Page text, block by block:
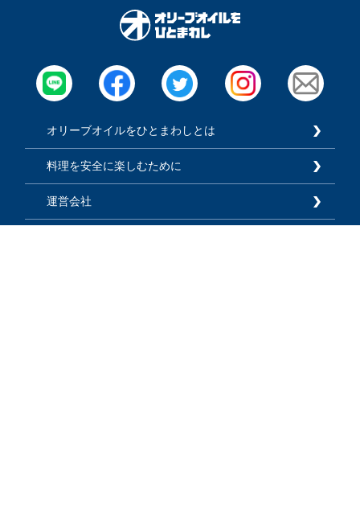
オリーブオイルをひとまわしとは
料理を安全に楽しむために
運営会社